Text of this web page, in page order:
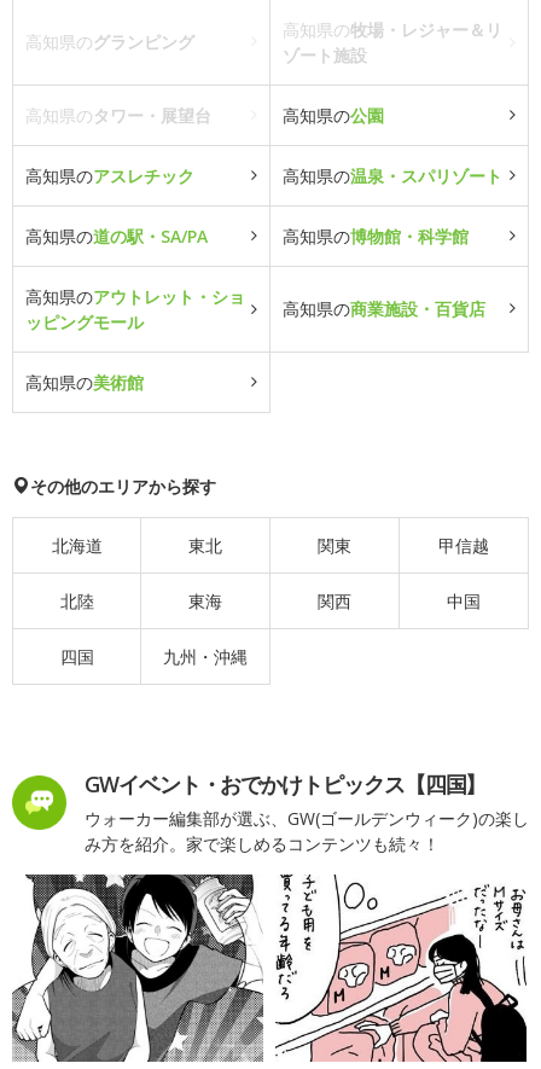
高知県のグランピング
高知県の牧場・レジャー＆リ
ゾート施設
高知県のタワー・展望台 高知県の公園
高知県のアスレチック 高知県の温泉・スパリゾート
高知県の道の駅・SA/PA 高知県の博物館・科学館
高知県のアウトレット・ショ
ッピングモール
高知県の商業施設・百貨店
高知県の美術館
その他のエリアから探す
北海道 東北 関東 甲信越
北陸 東海 関西 中国
四国 九州・沖縄
GWイベント・おでかけトピックス【四国】
ウォーカー編集部が選ぶ、GW(ゴールデンウィーク)の楽し
み方を紹介。家で楽しめるコンテンツも続々！